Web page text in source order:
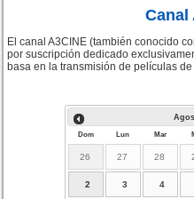
Canal
El canal A3CINE (también conocido
por suscripción dedicado
basa en la transmisión de películas
Dom Lun Mar
26 27 28
2 3 4